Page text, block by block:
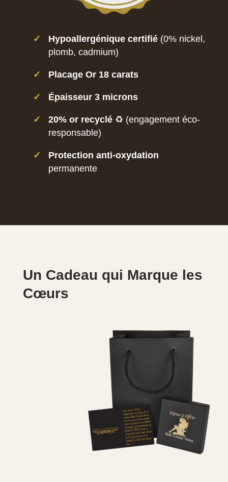
✓ Hypoallergénique certifié(0% nickel,
plomb, cadmium)
✓ Placage Or 18 carats
✓ Épaisseur 3 microns
✓ 20% or recyclé♻️ (engagement éco-
responsable)
✓
Protection anti-oxydation
permanente
Un Cadeau qui Marque les
Cœurs